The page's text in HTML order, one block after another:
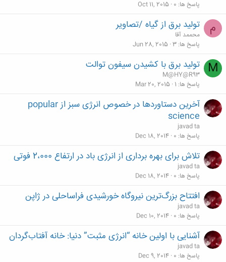
پاسخ ها 0
Oct 11, 2015
م تولید برق از گیاه /تصاویر
محممد آقا
پاسخ ها 3
Jun 28, 2015
M تولید برق با کشیدن سیفون توالت
M@HY@R93
پاسخ ها 1
Mar 20, 2015
آخرین دستاوردها در خصوص انرژی سبز از popular
science
javad ta
پاسخ ها 0
Dec 18, 2014
تلاش برای بهره برداری از انرژی باد در ارتفاع 2،000 فوتی
javad ta
پاسخ ها 0
Dec 18, 2014
افتتاح بزرگ‌ترین نیروگاه خورشیدی فراساحلی در ژاپن
javad ta
پاسخ ها 0
Dec 10, 2014
آشنایی با اولین خانه “انرژی مثبت” دنیا: خانه آفتاب‌گردان
javad ta
پاسخ ها 0
Dec 9, 2014